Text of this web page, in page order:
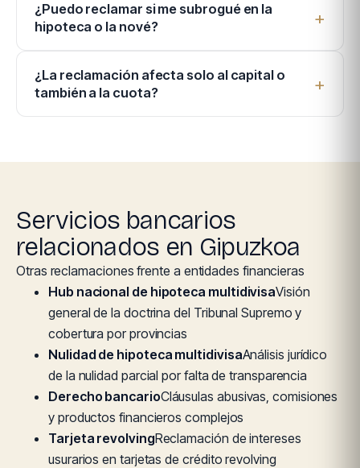
¿Puedo reclamar si me subrogué en la
hipoteca o la nové?
¿La reclamación afecta solo al capital o
también a la cuota?
Servicios bancarios
relacionados en Gipuzkoa
Otras reclamaciones frente a entidades financieras
Hub nacional de hipoteca multidivisaVisión
general de la doctrina del Tribunal Supremo y
cobertura por provincias
Nulidad de hipoteca multidivisaAnálisis jurídico
de la nulidad parcial por falta de transparencia
Derecho bancarioCláusulas abusivas, comisiones
y productos financieros complejos
Tarjeta revolvingReclamación de intereses
usurarios en tarjetas de crédito revolving